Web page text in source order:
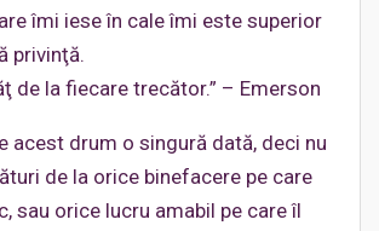
îmi iese în cale îmi este superior
privinţă.
de la fiecare trecător.” – Emerson
acest drum o singură dată, deci nu
de la orice binefacere pe care
sau orice lucru amabil pe care îl